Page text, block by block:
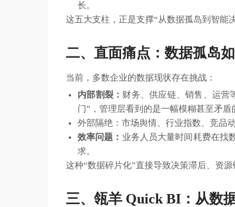
长。
这五大支柱，正是支撑“从数据孤岛到智能
二、直面痛点：数据孤岛
当前，多数企业的数据现状存在挑战：
内部割裂： 财务、供应链、销售、运营
门”，管理层看到的是一幅模糊甚至矛盾
外部隔绝：市场舆情、行业指数、竞品
效率问题： 业务人员大量时间耗费在找
求。
这种“数据碎片化”直接导致决策滞后、资
三、瓴羊 Quick BI： 从数